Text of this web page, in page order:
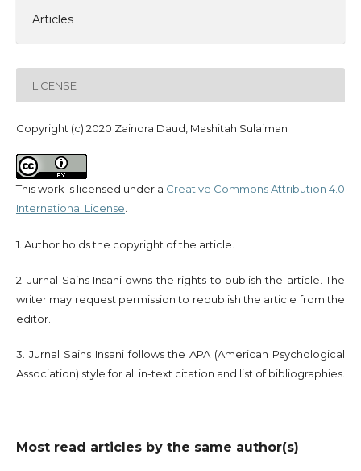
Articles
LICENSE
Copyright (c) 2020 Zainora Daud, Mashitah Sulaiman
This work is licensed under a Creative Commons Attribution 4.0
International License.
1. Author holds the copyright of the article.
2. Jurnal Sains Insani owns the rights to publish the article. The
writer may request permission to republish the article from the
editor.
3. Jurnal Sains Insani follows the APA (American Psychological
Association) style for all in-text citation and list of bibliographies.
Most read articles by the same author(s)